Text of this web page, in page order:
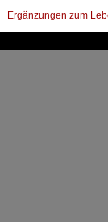
Ergänzungen zum